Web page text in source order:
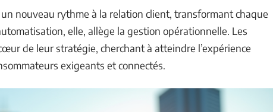
nouveau rythme à la relation client, transformant chaque
elle, allège la gestion opérationnelle. Les
de leur stratégie, cherchant à atteindre l’expérience
exigeants et connectés.